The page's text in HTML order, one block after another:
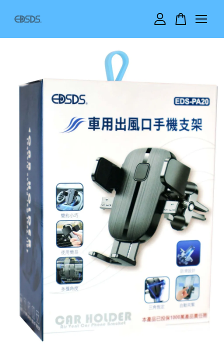
您的購物車目前還是空的。
繼續購物